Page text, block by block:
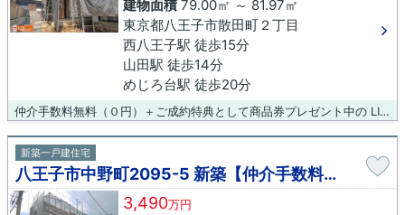
建物面積79.00㎡ ～ 81.97㎡
東京都八王子市散田町２丁目
西八王子駅 徒歩15分
山田駅 徒歩14分
めじろ台駅 徒歩20分
仲介手数料無料（０円）＋ご成約特典として商品券プレゼント中の LIXIL不動産ショップ八王子住まいる不動産にお任せください！
新築一戸建住宅
八王子市中野町2095-5 新築【仲介手数料無料】
3,490万円